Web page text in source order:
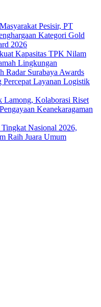
Pesisir, PT
Kategori Gold
2026
Kapasitas TPK Nilam
Lingkungan
Radar Surabaya Awards
Layanan Logistik
Kolaborasi Riset
Keanekaragaman
Nasional 2026,
Raih Juara Umum